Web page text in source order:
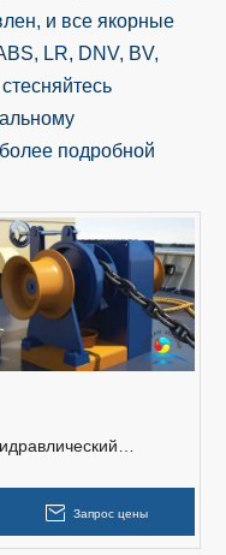
и все якорные
LR, DNV, BV,
подробной
якорем и
двумя концевыми
Запрос цены